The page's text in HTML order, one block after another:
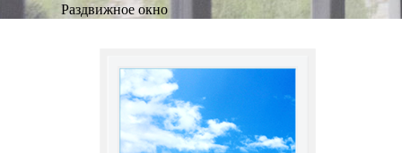
Раздвижное окно